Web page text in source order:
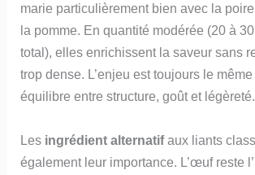
marie particulièrement bien avec la
la pomme. En quantité modérée (20 à
total), elles enrichissent la saveur sans
trop dense. L’enjeu est toujours le
équilibre entre structure, goût et légèreté.
Les ingrédient alternatifaux liants
également leur importance. L’œuf reste